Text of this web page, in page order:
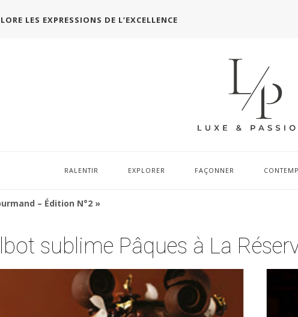
LES EXPRESSIONS DE L’EXCELLENCE
RALENTIR EXPLORER FAÇONNER
– Édition N°2 »
sublime Pâques à La